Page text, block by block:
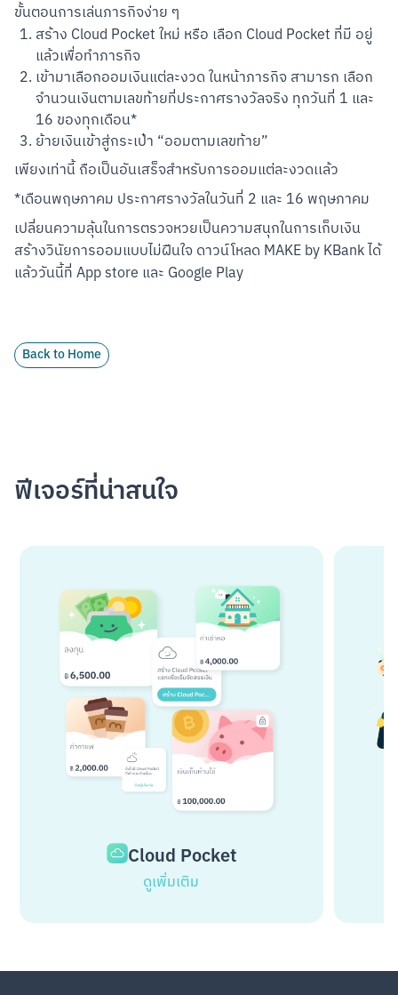
ขั้นตอนการเล่นภารกิจง่าย ๆ
สร้าง Cloud Pocket ใหม่ หรือ เลือก Cloud Pocket ที่มี อยู่
แล้วเพื่อทำภารกิจ
เข้ามาเลือกออมเงินแต่ละงวด ในหน้าภารกิจ สามารก เลือก
จำนวนเงินตามเลขท้ายที่ประกาศรางวัลจริง ทุกวันที่ 1 และ
16 ของทุกเดือน*
ย้ายเงินเข้าสู่กระเป๋า “ออมตามเลขท้าย”
เพียงเท่านี้ ถือเป็นอันเสร็จสำหรับการออมแต่ละงวดเเล้ว
*เดือนพฤษภาคม ประกาศรางวัลในวันที่ 2 และ 16 พฤษภาคม
เปลี่ยนความลุ้นในการตรวจหวยเป็นความสนุกในการเก็บเงิน
สร้างวินัยการออมแบบไม่ฝืนใจ ดาวน์โหลด MAKE by KBank ได้
แล้ววันนี้ที่ App store และ Google Play
Back to Home
ฟีเจอร์ที่น่าสนใจ
Cloud Pocket
ดูเพิ่มเติม